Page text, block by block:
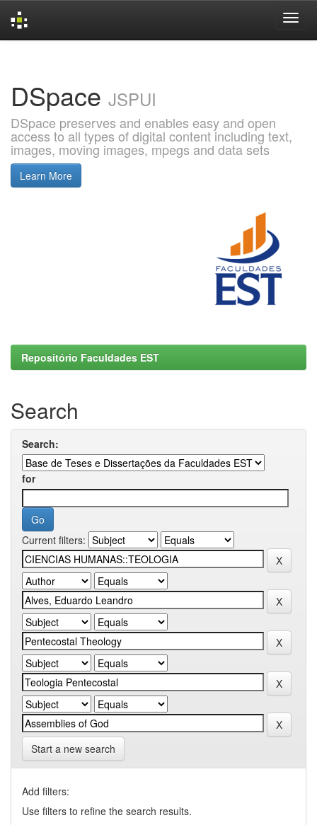
DSpace JSPUI
DSpace preserves and enables easy and open
access to all types of digital content including text,
images, moving images, mpegs and data sets
Learn More
Repositório Faculdades EST
Search
Search:
for
Current filters:
Start a new search
Add filters:
Use filters to refine the search results.